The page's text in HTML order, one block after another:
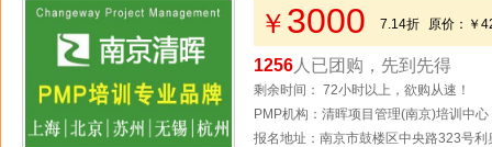
￥ 3000 7.14折 原价： ￥
1256 人已团购，先到先得
剩余时间： 72小时以上，欲购从速！
PMP机构：清晖项目管理(南京)培训中心
报名地址：南京市鼓楼区中央路323号